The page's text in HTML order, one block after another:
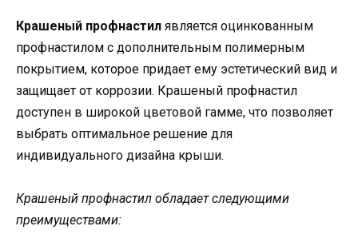
Крашеный профнастил является оцинкованным
профнастилом с дополнительным полимерным
покрытием, которое придает ему эстетический вид и
защищает от коррозии. Крашеный профнастил
доступен в широкой цветовой гамме, что позволяет
выбрать оптимальное решение для
индивидуального дизайна крыши.
Крашеный профнастил обладает следующими
преимуществами: